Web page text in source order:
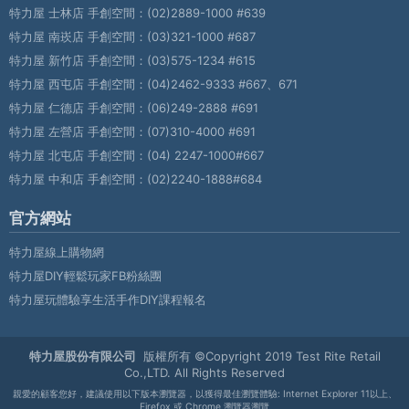
特力屋 士林店 手創空間： (02)2889-1000 #639
特力屋 南崁店 手創空間： (03)321-1000 #687
特力屋 新竹店 手創空間： (03)575-1234 #615
特力屋 西屯店 手創空間： (04)2462-9333 #667、671
特力屋 仁德店 手創空間： (06)249-2888 #691
特力屋 左營店 手創空間： (07)310-4000 #691
特力屋 北屯店 手創空間： (04) 2247-1000#667
特力屋 中和店 手創空間： (02)2240-1888#684
官方網站
特力屋線上購物網
特力屋DIY輕鬆玩家FB粉絲團
特力屋玩體驗享生活手作DIY課程報名
特力屋股份有限公司
版權所有 ©Copyright 2019 Test Rite Retail
Co.,LTD. All Rights Reserved
親愛的顧客您好，建議使用以下版本瀏覽器，以獲得最佳瀏覽體驗: Internet Explorer 11以上、
Firefox 或 Chrome 瀏覽器瀏覽